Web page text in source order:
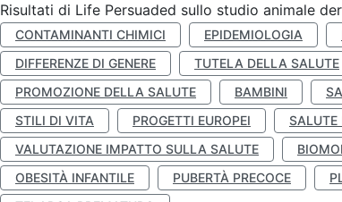
Risultati di Life Persuaded sullo studio animale
CONTAMINANTI CHIMICI EPIDEMIOLOGIA
DIFFERENZE DI GENERE
TUTELA DELLA SALUTE
PROMOZIONE DELLA SALUTE
BAMBINI
STILI DI VITA
PROGETTI EUROPEI SALUTE
VALUTAZIONE IMPATTO SULLA SALUTE
OBESITÀ INFANTILE
PUBERTÀ PRECOCE